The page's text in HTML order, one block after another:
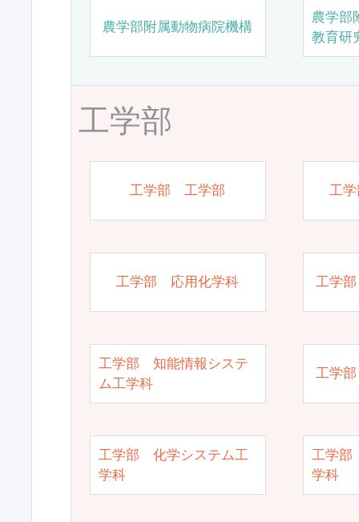
農学部附属動物病院機構
農学部
教育研
工学部
工学部 工学部 工
工学部 応用化学科 工学
工学部 知能情報システ
ム工学科
工学
工学部 化学システム工
学科
工学部
学科